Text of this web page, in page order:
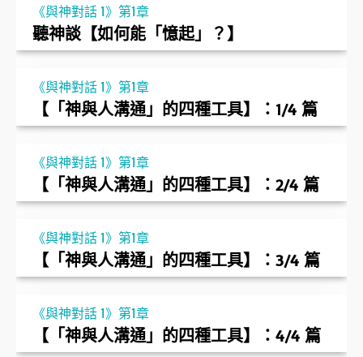
《與神對話 1》第1章
聽神談【如何能「憶起」？】
《與神對話 1》第1章
【「神與人溝通」的四種工具】：1/4 篇
《與神對話 1》第1章
【「神與人溝通」的四種工具】：2/4 篇
《與神對話 1》第1章
【「神與人溝通」的四種工具】：3/4 篇
《與神對話 1》第1章
【「神與人溝通」的四種工具】：4/4 篇